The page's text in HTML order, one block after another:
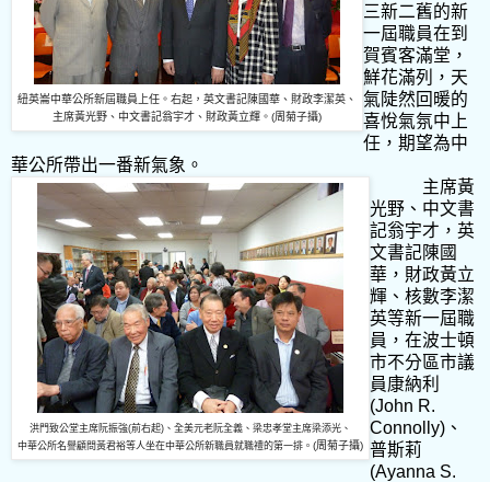
紐英崙中華公所新屆職員上任。右起，英文書記陳國華、財政李潔英、
主席黃光野、中文書記翁宇才、財政黃立輝。 (周菊子攝)
三新二舊的新
一屆職員在到
賀賓客滿堂，
鮮花滿列，天
氣陡然回暖的
喜悅氣氛中上
任，期望為中
華公所帶出一番新氣象。
洪門致公堂主席阮振強(前右起) 、全美元老阮全義、梁忠孝堂主席梁添光、
中華公所名譽顧問黃君裕等人坐在中華公所新職員就職禮的第一排。 (周菊子攝)
主席黃
光野、中文書
記翁宇才，英
文書記陳國
華，財政黃立
輝、核數李潔
英等新一屆職
員，在波士頓
市不分區市議
員康納利
(John R.
Connolly) 、
普斯莉
(Ayanna S.